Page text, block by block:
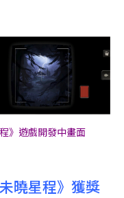
》遊戲開發中畫面
曉星程》獲獎